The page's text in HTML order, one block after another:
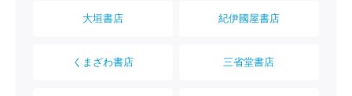
大垣書店 紀伊國屋書店
くまざわ書店 三省堂書店